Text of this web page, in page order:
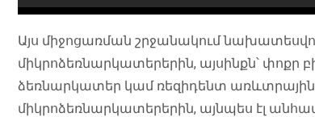
Այս միջոցառման շրջանակում
միկրոձեռնարկատերերին, այսինքն՝ փոքր
ձեռնարկատեր կամ ռեզիդենտ
միկրոձեռնարկատերերին, այնպես էլ